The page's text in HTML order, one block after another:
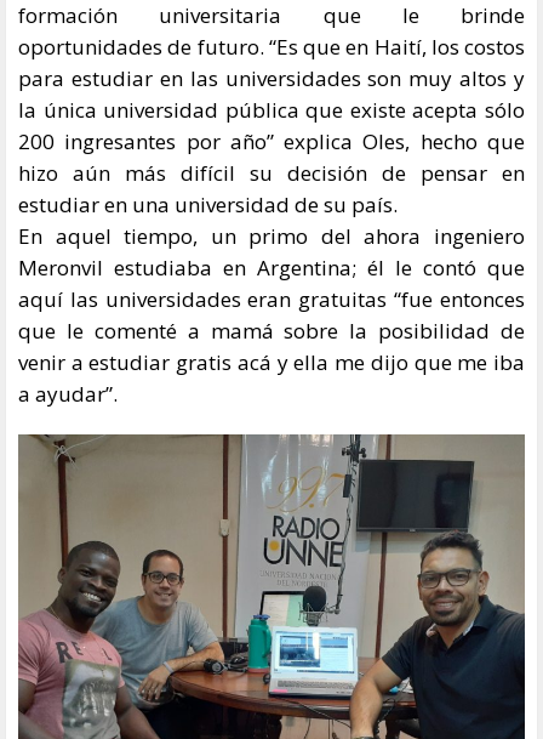
formación universitaria que le brinde
oportunidades de futuro. “Es que en Haití, los costos
para estudiar en las universidades son muy altos y
la única universidad pública que existe acepta sólo
200 ingresantes por año” explica Oles, hecho que
hizo aún más difícil su decisión de pensar en
estudiar en una universidad de su país.
En aquel tiempo, un primo del ahora ingeniero
Meronvil estudiaba en Argentina; él le contó que
aquí las universidades eran gratuitas “fue entonces
que le comenté a mamá sobre la posibilidad de
venir a estudiar gratis acá y ella me dijo que me iba
a ayudar”.